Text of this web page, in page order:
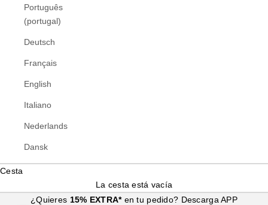
Português
(portugal)
Deutsch
Français
English
Italiano
Nederlands
Dansk
Cesta
La cesta está vacía
¿Quieres 15% EXTRA* en tu pedido? Descarga APP